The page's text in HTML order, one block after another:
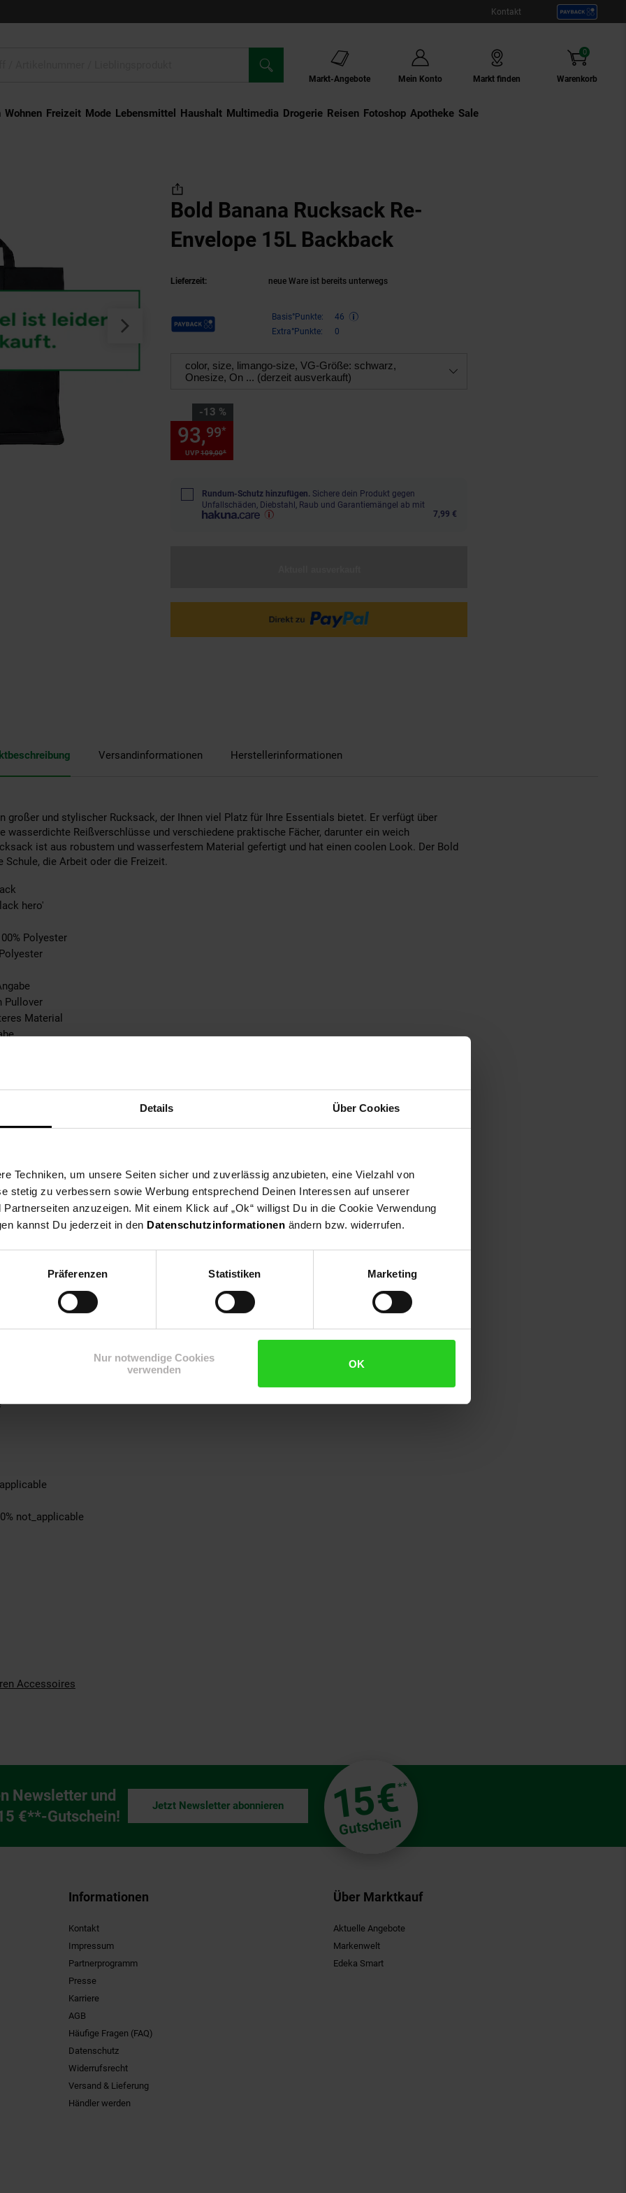
Details Über Cookies
Techniken, um unsere Seiten sicher und zuverlässig anzubieten, eine Vielzahl von
stetig zu verbessern sowie Werbung entsprechend Deinen Interessen auf unserer
anzuzeigen. Mit einem Klick auf „Ok“ willigst Du in die Cookie Verwendung
kannst Du jederzeit in den Datenschutzinformationen ändern bzw. widerrufen.
Präferenzen Statistiken Marketing
Nur notwendige Cookies
verwenden
OK
Kontakt
Markt-Angebote Mein Konto Markt finden Warenkorb
0
Artikel
Wohnen Freizeit Mode Lebensmittel Haushalt Multimedia Drogerie Externer Link:
Reisen Externer Link:
Fotoshop Externer Link:
Apotheke Sale
Bold Banana Rucksack Re-
Envelope 15L Backback
Lieferzeit: neue Ware ist bereits unterwegs
Payback Punkte Basis°Punkte:
46
Extra°Punkte:
0
color, size, limango-size, VG-Größe: schwarz,
Onesize, On ... (derzeit ausverkauft)
-13 %
Sie Sparen 13 Prozent,
UVP109,00*
93,99*
Rundum-Schutz hinzufügen. Sichere dein Produkt gegen
Unfallschäden, Diebstahl, Raub und Garantiemängel ab mit
7,99 €
Versandinformationen Herstellerinformationen
großer und stylischer Rucksack, der Ihnen viel Platz für Ihre Essentials bietet. Er verfügt über
wasserdichte Reißverschlüsse und verschiedene praktische Fächer, darunter ein weich
ist aus robustem und wasserfestem Material gefertigt und hat einen coolen Look. Der Bold
Schule, die Arbeit oder die Freizeit.
hero'
Polyester
Pullover
Material
keine Angabe
100% not_applicable
not_applicable
not_applicable
100% not_applicable
100% not_applicable
100% not_applicable
not_applicable
Accessoires
Newsletter und
€**-Gutschein!
15€**
Gutschein
Jetzt Newsletter abonnieren
Informationen
Kontakt
Impressum
Partnerprogramm
Presse
Karriere
AGB
Häufige Fragen (FAQ)
Datenschutz
Widerrufsrecht
Versand & Lieferung
Händler werden
Über Marktkauf
Aktuelle Angebote
Markenwelt
Edeka Smart